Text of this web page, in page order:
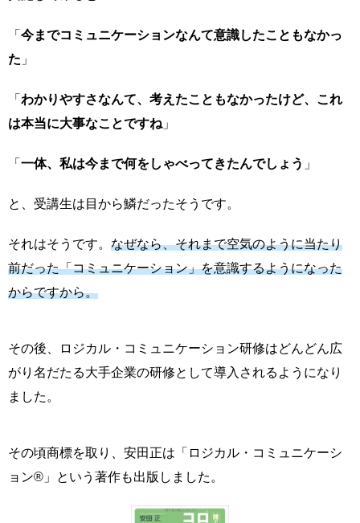
「 今までコミュニケーションなんて意識したこともなかっ
た 」
「 わかりやすさなんて、考えたこともなかったけど、これ
は本当に大事なことですね 」
「 一体、私は今まで何をしゃべってきたんでしょう 」
と、受講生は目から鱗だったそうです。
それはそうです。 なぜなら、それまで空気のように当たり
前だった「コミュニケーション」を意識するようになった
からですから。
その後、ロジカル・コミュニケーション研修はどんどん広
がり名だたる大手企業の研修として導入されるようになり
ました。
その頃商標を取り、安田正は「ロジカル・コミュニケーシ
ョン®」という著作も出版しました。